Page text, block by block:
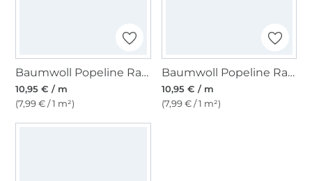
Baumwoll Popeline Ranken 2, pink
10,95 € / m
(7,99 € / 1 m²)
Baumwoll Popeline Ranken 2, mandarin
10,95 € / m
(7,99 € / 1 m²)